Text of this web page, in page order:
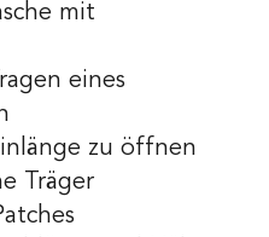
mit
eines
zu öffnen
Träger